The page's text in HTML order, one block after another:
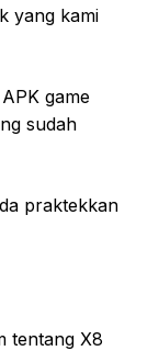
yang kami
game
sudah
praktekkan
tentang X8